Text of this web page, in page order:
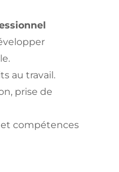
au travail.
prise de
compétences